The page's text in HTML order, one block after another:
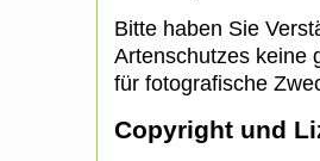
Bitte haben Sie
Artenschutzes keine
für fotografische
Copyright und